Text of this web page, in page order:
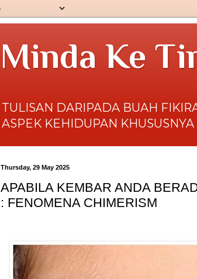
Minda Ke
TULISAN DARIPADA BUAH
ASPEK KEHIDUPAN
Thursday, 29 May 2025
APABILA KEMBAR ANDA
: FENOMENA CHIMERISM